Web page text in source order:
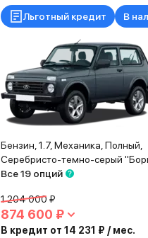
Льготный кредит В
Бензин, 1.7, Механика, Полный,
Серебристо-темно-серый
Все 19 опций
1 204 000 ₽
874 600 ₽
В кредит от 14 231 ₽ / мес.